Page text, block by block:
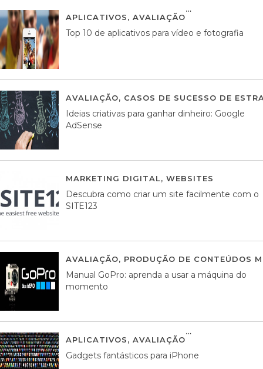
APLICATIVOS, AVALIAÇÃO
Top 10 de aplicativos para vídeo e fotografia
AVALIAÇÃO, CASOS DE SUCESSO DE
Ideias criativas para ganhar dinheiro: Google
AdSense
MARKETING DIGITAL, WEBSITES
Descubra como criar um site facilmente com o
SITE123
AVALIAÇÃO, PRODUÇÃO DE CONTEÚDOS
Manual GoPro: aprenda a usar a máquina do
momento
APLICATIVOS, AVALIAÇÃO
Gadgets fantásticos para iPhone